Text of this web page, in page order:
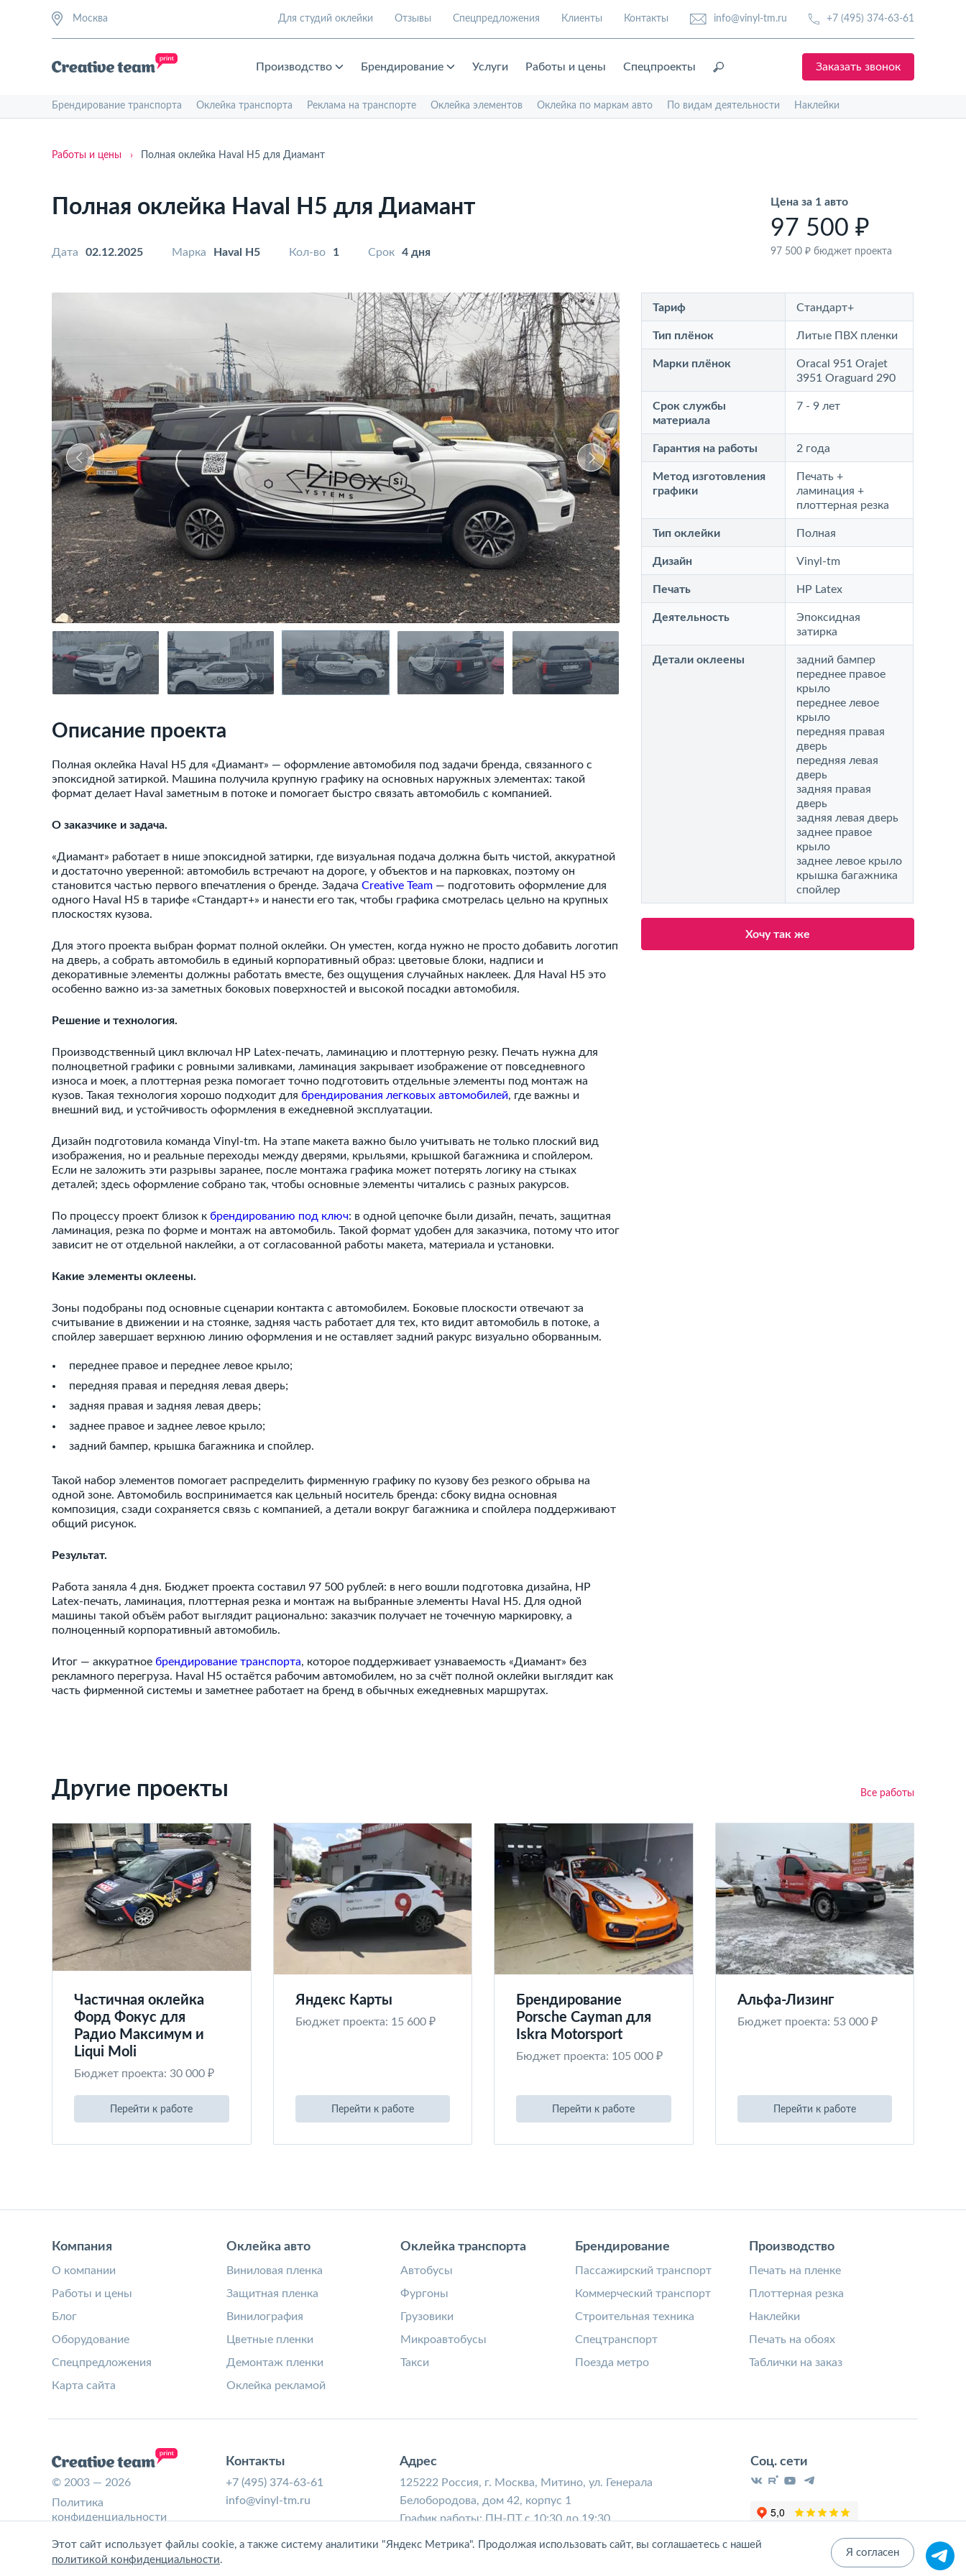
Москва Для студий оклейки Отзывы Спецпредложения Клиенты Контакты info@vinyl-tm.ru +7 (495) 374-63-61
Производство Брендирование Услуги Работы и цены Спецпроекты Заказать звонок
Брендирование транспорта Оклейка транспорта Реклама на транспорте Оклейка элементов Оклейка по маркам авто По видам деятельности Наклейки
Работы и цены › Полная оклейка Haval H5 для Диамант
Полная оклейка Haval H5 для Диамант
Дата 02.12.2025 Марка Haval H5 Кол-во 1 Срок 4 дня
Цена за 1 авто
97 500 ₽
97 500 ₽ бюджет проекта
Описание проекта
Полная оклейка Haval H5 для «Диамант» — оформление автомобиля под задачи бренда, связанного с
эпоксидной затиркой. Машина получила крупную графику на основных наружных элементах: такой
формат делает Haval заметным в потоке и помогает быстро связать автомобиль с компанией.
О заказчике и задача.
«Диамант» работает в нише эпоксидной затирки, где визуальная подача должна быть чистой, аккуратной
и достаточно уверенной: автомобиль встречают на дороге, у объектов и на парковках, поэтому он
становится частью первого впечатления о бренде. Задача Creative Team — подготовить оформление для
одного Haval H5 в тарифе «Стандарт+» и нанести его так, чтобы графика смотрелась цельно на крупных
плоскостях кузова.
Для этого проекта выбран формат полной оклейки. Он уместен, когда нужно не просто добавить логотип
на дверь, а собрать автомобиль в единый корпоративный образ: цветовые блоки, надписи и
декоративные элементы должны работать вместе, без ощущения случайных наклеек. Для Haval H5 это
особенно важно из-за заметных боковых поверхностей и высокой посадки автомобиля.
Решение и технология.
Производственный цикл включал HP Latex-печать, ламинацию и плоттерную резку. Печать нужна для
полноцветной графики с ровными заливками, ламинация закрывает изображение от повседневного
износа и моек, а плоттерная резка помогает точно подготовить отдельные элементы под монтаж на
кузов. Такая технология хорошо подходит для брендирования легковых автомобилей, где важны и
внешний вид, и устойчивость оформления в ежедневной эксплуатации.
Дизайн подготовила команда Vinyl-tm. На этапе макета важно было учитывать не только плоский вид
изображения, но и реальные переходы между дверями, крыльями, крышкой багажника и спойлером.
Если не заложить эти разрывы заранее, после монтажа графика может потерять логику на стыках
деталей; здесь оформление собрано так, чтобы основные элементы читались с разных ракурсов.
По процессу проект близок к брендированию под ключ: в одной цепочке были дизайн, печать, защитная
ламинация, резка по форме и монтаж на автомобиль. Такой формат удобен для заказчика, потому что итог
зависит не от отдельной наклейки, а от согласованной работы макета, материала и установки.
Какие элементы оклеены.
Зоны подобраны под основные сценарии контакта с автомобилем. Боковые плоскости отвечают за
считывание в движении и на стоянке, задняя часть работает для тех, кто видит автомобиль в потоке, а
спойлер завершает верхнюю линию оформления и не оставляет задний ракурс визуально оборванным.
переднее правое и переднее левое крыло;
передняя правая и передняя левая дверь;
задняя правая и задняя левая дверь;
заднее правое и заднее левое крыло;
задний бампер, крышка багажника и спойлер.
Такой набор элементов помогает распределить фирменную графику по кузову без резкого обрыва на
одной зоне. Автомобиль воспринимается как цельный носитель бренда: сбоку видна основная
композиция, сзади сохраняется связь с компанией, а детали вокруг багажника и спойлера поддерживают
общий рисунок.
Результат.
Работа заняла 4 дня. Бюджет проекта составил 97 500 рублей: в него вошли подготовка дизайна, HP
Latex-печать, ламинация, плоттерная резка и монтаж на выбранные элементы Haval H5. Для одной
машины такой объём работ выглядит рационально: заказчик получает не точечную маркировку, а
полноценный корпоративный автомобиль.
Итог — аккуратное брендирование транспорта, которое поддерживает узнаваемость «Диамант» без
рекламного перегруза. Haval H5 остаётся рабочим автомобилем, но за счёт полной оклейки выглядит как
часть фирменной системы и заметнее работает на бренд в обычных ежедневных маршрутах.
Тариф Стандарт+
Тип плёнок Литые ПВХ пленки
Марки плёнок
Oracal 951 Orajet
3951 Oraguard 290
Срок службы
материала
7 - 9 лет
Гарантия на работы 2 года
Метод изготовления
графики
Печать +
ламинация +
плоттерная резка
Тип оклейки Полная
Дизайн Vinyl-tm
Печать HP Latex
Деятельность
Эпоксидная
затирка
Детали оклеены
задний бампер
переднее правое
крыло
переднее левое
крыло
передняя правая
дверь
передняя левая
дверь
задняя правая
дверь
задняя левая дверь
заднее правое
крыло
заднее левое крыло
крышка багажника
спойлер
Хочу так же
Другие проекты Все работы
Частичная оклейка
Форд Фокус для
Радио Максимум и
Liqui Moli
Бюджет проекта: 30 000 ₽
Перейти к работе
Яндекс Карты
Бюджет проекта: 15 600 ₽
Перейти к работе
Брендирование
Porsche Cayman для
Iskra Motorsport
Бюджет проекта: 105 000 ₽
Перейти к работе
Альфа-Лизинг
Бюджет проекта: 53 000 ₽
Перейти к работе
Компания
О компании
Работы и цены
Блог
Оборудование
Спецпредложения
Карта сайта
Оклейка авто
Виниловая пленка
Защитная пленка
Винилография
Цветные пленки
Демонтаж пленки
Оклейка рекламой
Оклейка транспорта
Автобусы
Фургоны
Грузовики
Микроавтобусы
Такси
Брендирование
Пассажирский транспорт
Коммерческий транспорт
Строительная техника
Спецтранспорт
Поезда метро
Производство
Печать на пленке
Плоттерная резка
Наклейки
Печать на обоях
Таблички на заказ
© 2003 — 2026
Политика
конфиденциальности
персональных данных
Контакты
+7 (495) 374-63-61
info@vinyl-tm.ru
Адрес
125222 Россия, г. Москва, Митино, ул. Генерала
Белобородова, дом 42, корпус 1
График работы: ПН-ПТ с 10:30 до 19:30
Соц. сети
Этот сайт использует файлы cookie, а также систему аналитики "Яндекс Метрика". Продолжая использовать сайт, вы соглашаетесь с нашей
политикой конфиденциальности.
Я согласен